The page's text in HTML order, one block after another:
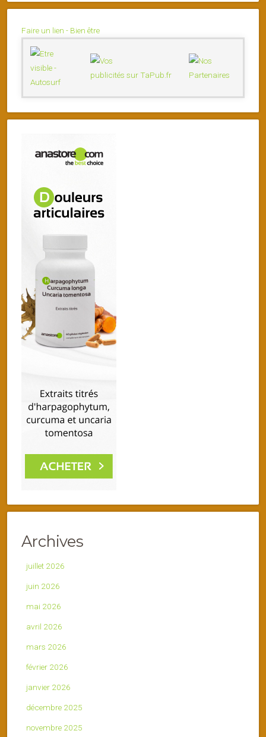
Faire un lien - Bien être
Archives
juillet 2026
juin 2026
mai 2026
avril 2026
mars 2026
février 2026
janvier 2026
décembre 2025
novembre 2025